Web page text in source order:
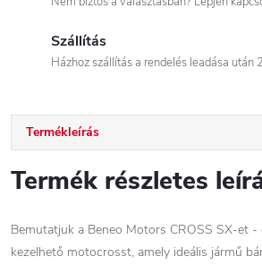
Szállítás
Házhoz szállítás a rendelés leadása után
Termékleírás
Termék részletes
Bemutatjuk a Beneo Motors CROSS SX-et -
kezelhető motocrosst, amely ideális jármű